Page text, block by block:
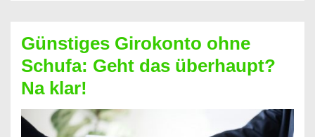
dabei
profitieren
–
So
funktioniert’s
Günstiges Girokonto ohne
Schufa: Geht das überhaupt?
Na klar!